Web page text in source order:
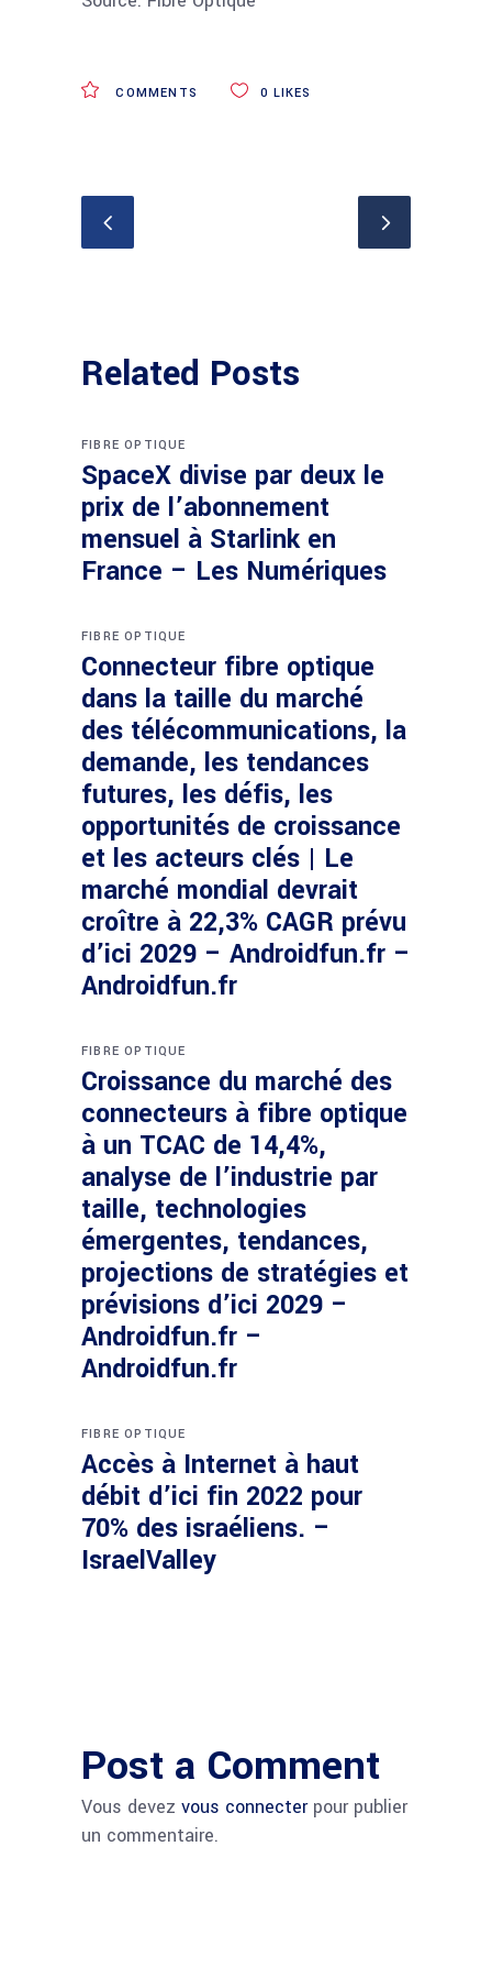
COMMENTS 0 LIKES
Related Posts
FIBRE OPTIQUE
SpaceX divise par deux le
prix de l’abonnement
mensuel à Starlink en
France – Les Numériques
FIBRE OPTIQUE
Connecteur fibre optique
dans la taille du marché
des télécommunications, la
demande, les tendances
futures, les défis, les
opportunités de croissance
et les acteurs clés | Le
marché mondial devrait
croître à 22,3% CAGR prévu
d’ici 2029 – Androidfun.fr –
Androidfun.fr
FIBRE OPTIQUE
Croissance du marché des
connecteurs à fibre optique
à un TCAC de 14,4%,
analyse de l’industrie par
taille, technologies
émergentes, tendances,
projections de stratégies et
prévisions d’ici 2029 –
Androidfun.fr –
Androidfun.fr
FIBRE OPTIQUE
Accès à Internet à haut
débit d’ici fin 2022 pour
70% des israéliens. –
IsraelValley
Post a Comment
Vous devez vous connecterpour publier
un commentaire.